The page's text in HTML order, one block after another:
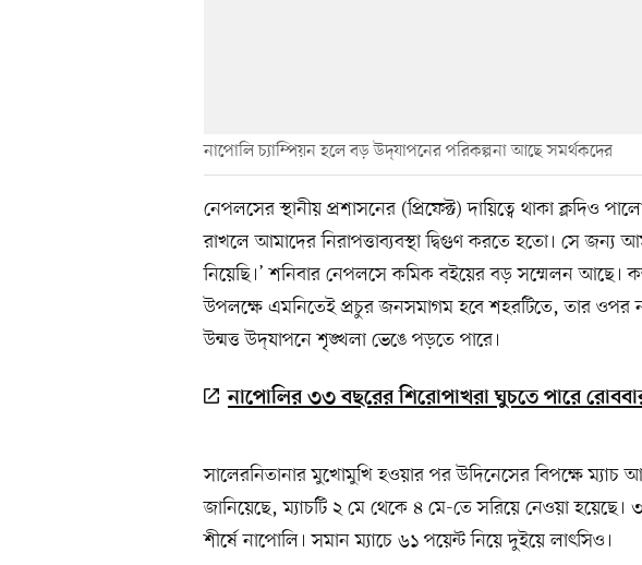
নাপোলি চ্যাম্পিয়ন হলে বড় উদ্‌যাপনের পরিকল্পনা আছে সমর্থকদের
নেপলসের স্থানীয় প্রশাসনের (প্রিফেক্ট) দায়িত্বে থাকা ক্লদিও
রাখলে আমাদের নিরাপত্তাব্যবস্থা দ্বিগুণ করতে হতো। সে জন্য
নিয়েছি।’ শনিবার নেপলসে কমিক বইয়ের বড় সম্মেলন আছে।
উপলক্ষে এমনিতেই প্রচুর জনসমাগম হবে শহরটিতে, তার ওপর
উন্মত্ত উদ্‌যাপনে শৃঙ্খলা ভেঙে পড়তে পারে।
নাপোলির ৩৩ বছরের শিরোপাখরা ঘুচতে পারে
সালেরনিতানার মুখোমুখি হওয়ার পর উদিনেসের বিপক্ষে ম্যাচ
জানিয়েছে, ম্যাচটি ২ মে থেকে ৪ মে-তে সরিয়ে নেওয়া হয়েছে।
শীর্ষে নাপোলি। সমান ম্যাচে ৬১ পয়েন্ট নিয়ে দুইয়ে লাৎসিও।